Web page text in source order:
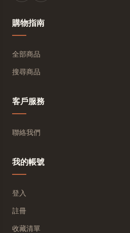
購物指南
全部商品
搜尋商品
客戶服務
聯絡我們
我的帳號
登入
註冊
收藏清單